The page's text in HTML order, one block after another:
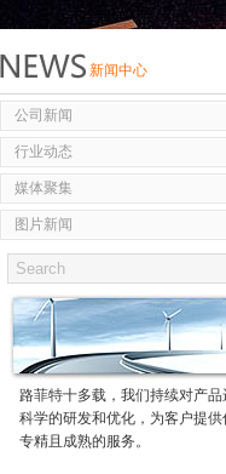
新闻中心
公司新闻
行业动态
媒体聚集
图片新闻
路菲特十多载，我们持续对产品
科学的研发和优化，为客户提供
专精且成熟的服务。